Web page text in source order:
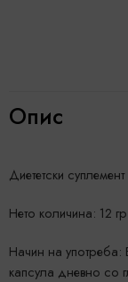
Опис
Диететски суплемент
Нето количина: 12
Начин на употреба:
капсула дневно со